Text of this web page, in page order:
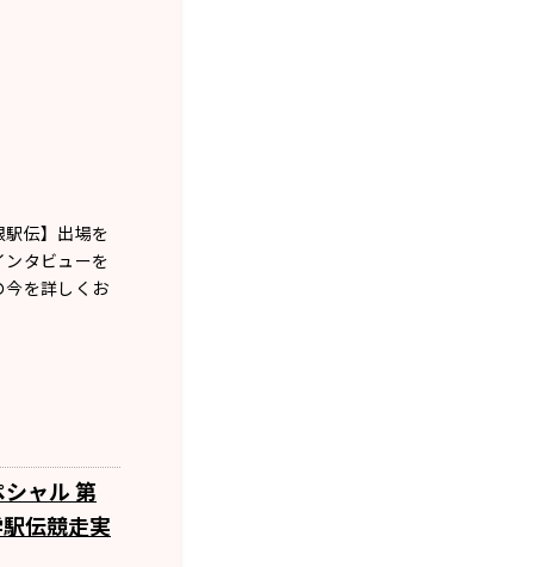
伝】出場を
タビューを
を詳しくお
ャル 第
伝競走実